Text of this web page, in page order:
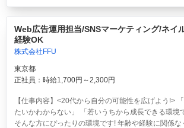
Web広告運用担当/SNSマーケティング/ネイ
経験OK
株式会社FFU
東京都
正社員：時給1,700円～2,300円
【仕事内容】<20代から自分の可能性を広げよう!>
たいかわからない」 「若いうちから成長できる環境
そんな方にぴったりの環境です! 年齢や経験に関係